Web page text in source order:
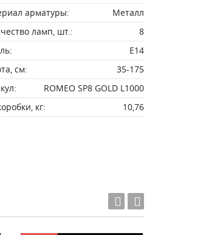
арматуры:
Металл
ламп, шт.:
8
E14
см:
35-175
ROMEO SP8 GOLD L1000
кг:
10,76